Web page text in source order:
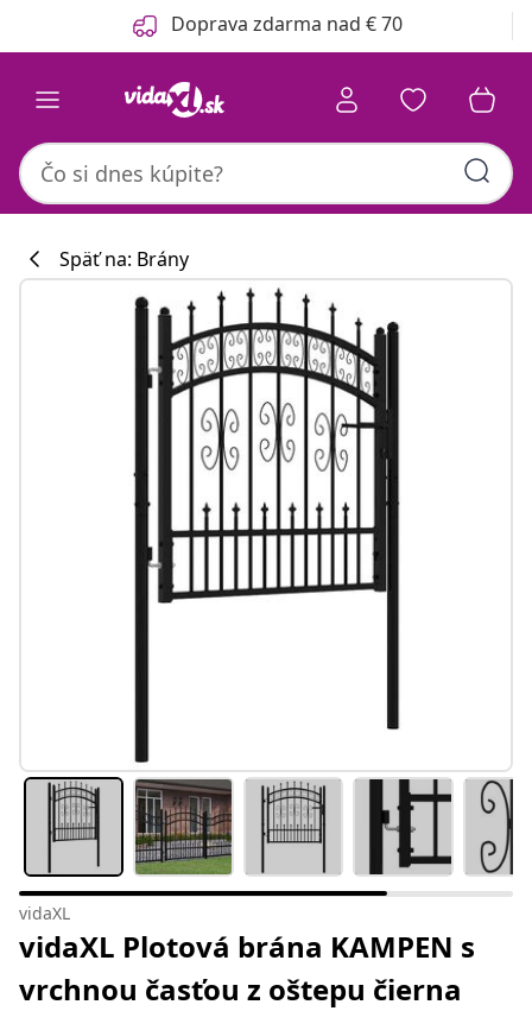
Predchádzajúce Doprava zdarma nad € 70
Späť na: Brány
vidaXL
vidaXL Plotová brána KAMPEN s
vrchnou časťou z oštepu čierna